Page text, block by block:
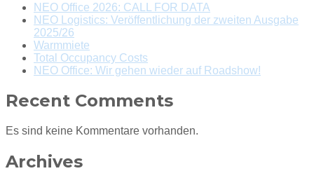
NEO Office 2026: CALL FOR DATA
NEO Logistics: Veröffentlichung der zweiten Ausgabe
2025/26
Warmmiete
Total Occupancy Costs
NEO Office: Wir gehen wieder auf Roadshow!
Recent Comments
Es sind keine Kommentare vorhanden.
Archives